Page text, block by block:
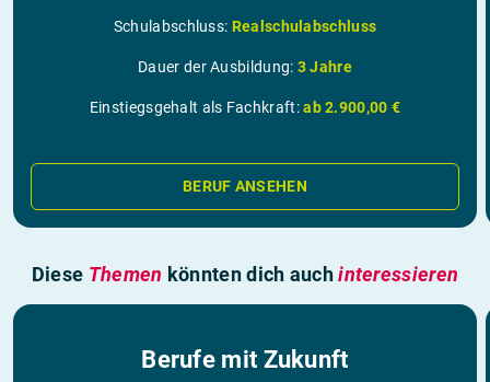
Schulabschluss: Realschulabschluss
Dauer der Ausbildung: 3 Jahre
Einstiegsgehalt als Fachkraft:ab 2.900,00 €
BERUF ANSEHEN
Diese Themen könnten dich auchinteressieren
Berufe mit Zukunft